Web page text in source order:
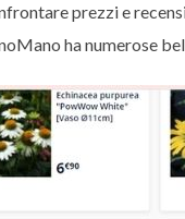
prezzi e
ha numerose